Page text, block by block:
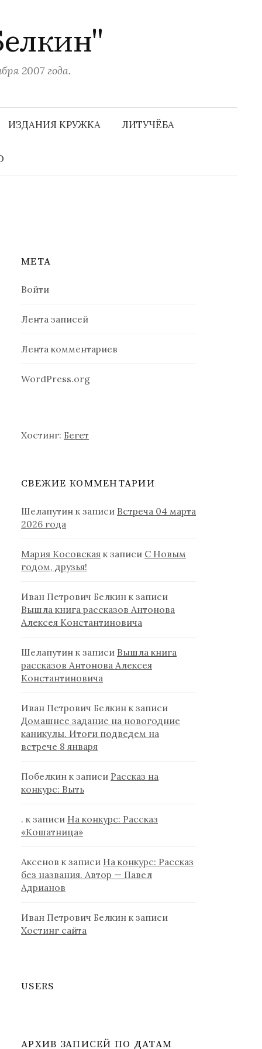
2007 года.
ИЗДАНИЯ КРУЖКА ЛИТУЧЁБА
МЕТА
Войти
Лента записей
Лента комментариев
WordPress.org
Хостинг: Бегет
СВЕЖИЕ КОММЕНТАРИИ
Шелапутин к записи Встреча 04 марта
2026 года
Мария Косовская к записи С Новым
годом, друзья!
Иван Петрович Белкин к записи
Вышла книга рассказов Антонова
Алексея Константиновича
Шелапутин к записи Вышла книга
рассказов Антонова Алексея
Константиновича
Иван Петрович Белкин к записи
Домашнее задание на новогодние
каникулы. Итоги подведем на
встрече 8 января
Побелкин к записи Рассказ на
конкурс: Выть
. к записи На конкурс: Рассказ
«Кошатница»
Аксенов к записи На конкурс: Рассказ
без названия. Автор — Павел
Адрианов
Иван Петрович Белкин к записи
Хостинг сайта
USERS
АРХИВ ЗАПИСЕЙ ПО ДАТАМ